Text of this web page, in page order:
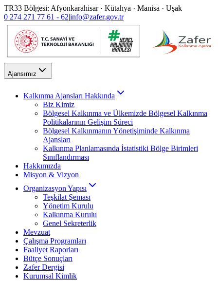
TR33 Bölgesi: Afyonkarahisar · Kütahya · Manisa · Uşak
0 274 271 77 61 - 62|info@zafer.gov.tr
Ajansımız
Kalkınma Ajansları Hakkında
Biz Kimiz
Bölgesel Kalkınma ve Ülkemizde Bölgesel Kalkınma
Politikalarının Gelişim Süreci
Bölgesel Kalkınmanın Yönetişiminde Kalkınma
Ajansları
Kalkınma Planlamasında İstatistiki Bölge Birimleri
Sınıflandırması
Hakkımızda
Misyon & Vizyon
Organizasyon Yapısı
Teşkilat Şeması
Yönetim Kurulu
Kalkınma Kurulu
Genel Sekreterlik
Mevzuat
Çalışma Programları
Faaliyet Raporları
Bütçe Sonuçları
Zafer Dergisi
Kurumsal Kimlik